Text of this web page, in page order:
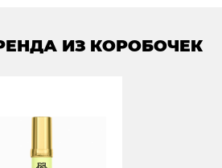
ИЗ КОРОБОЧЕК